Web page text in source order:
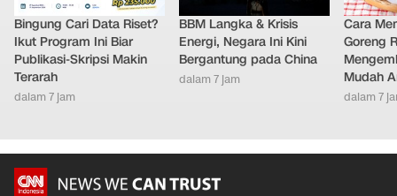
Bingung Cari Data Riset?
Ikut Program Ini Biar
Publikasi-Skripsi Makin
Terarah
dalam 7 jam
BBM Langka & Krisis
Energi, Negara Ini Kini
Bergantung pada China
dalam 7 jam
Cara
Goreng
Mudah
dalam 7